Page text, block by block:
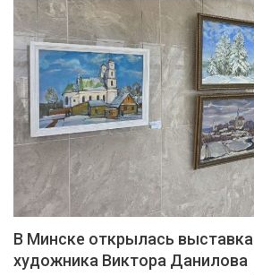
В Минске открылась
художника Виктора Данилова